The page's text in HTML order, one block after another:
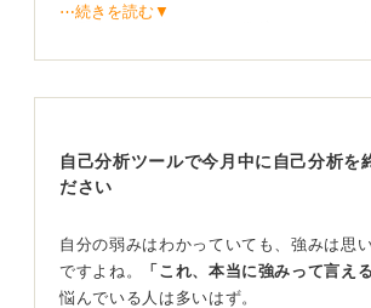
いくら仕事が大事だからといっても、仕
大げさな話になるかもしれませんが、あ
に生きているかというと、幸せを感じて
理想の人生像から逆算して働き方を選
にしよう
⋯続きを読む▼
自己分析ツールで今月中に自己分析を
ださい
自分の弱みはわかっていても、強みは思
ですよね。
「これ、本当に強みって言え
悩んでいる人は多いはず。